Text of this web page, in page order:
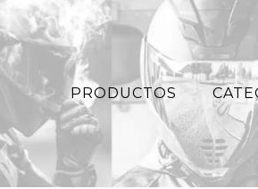
PRODUCTOS